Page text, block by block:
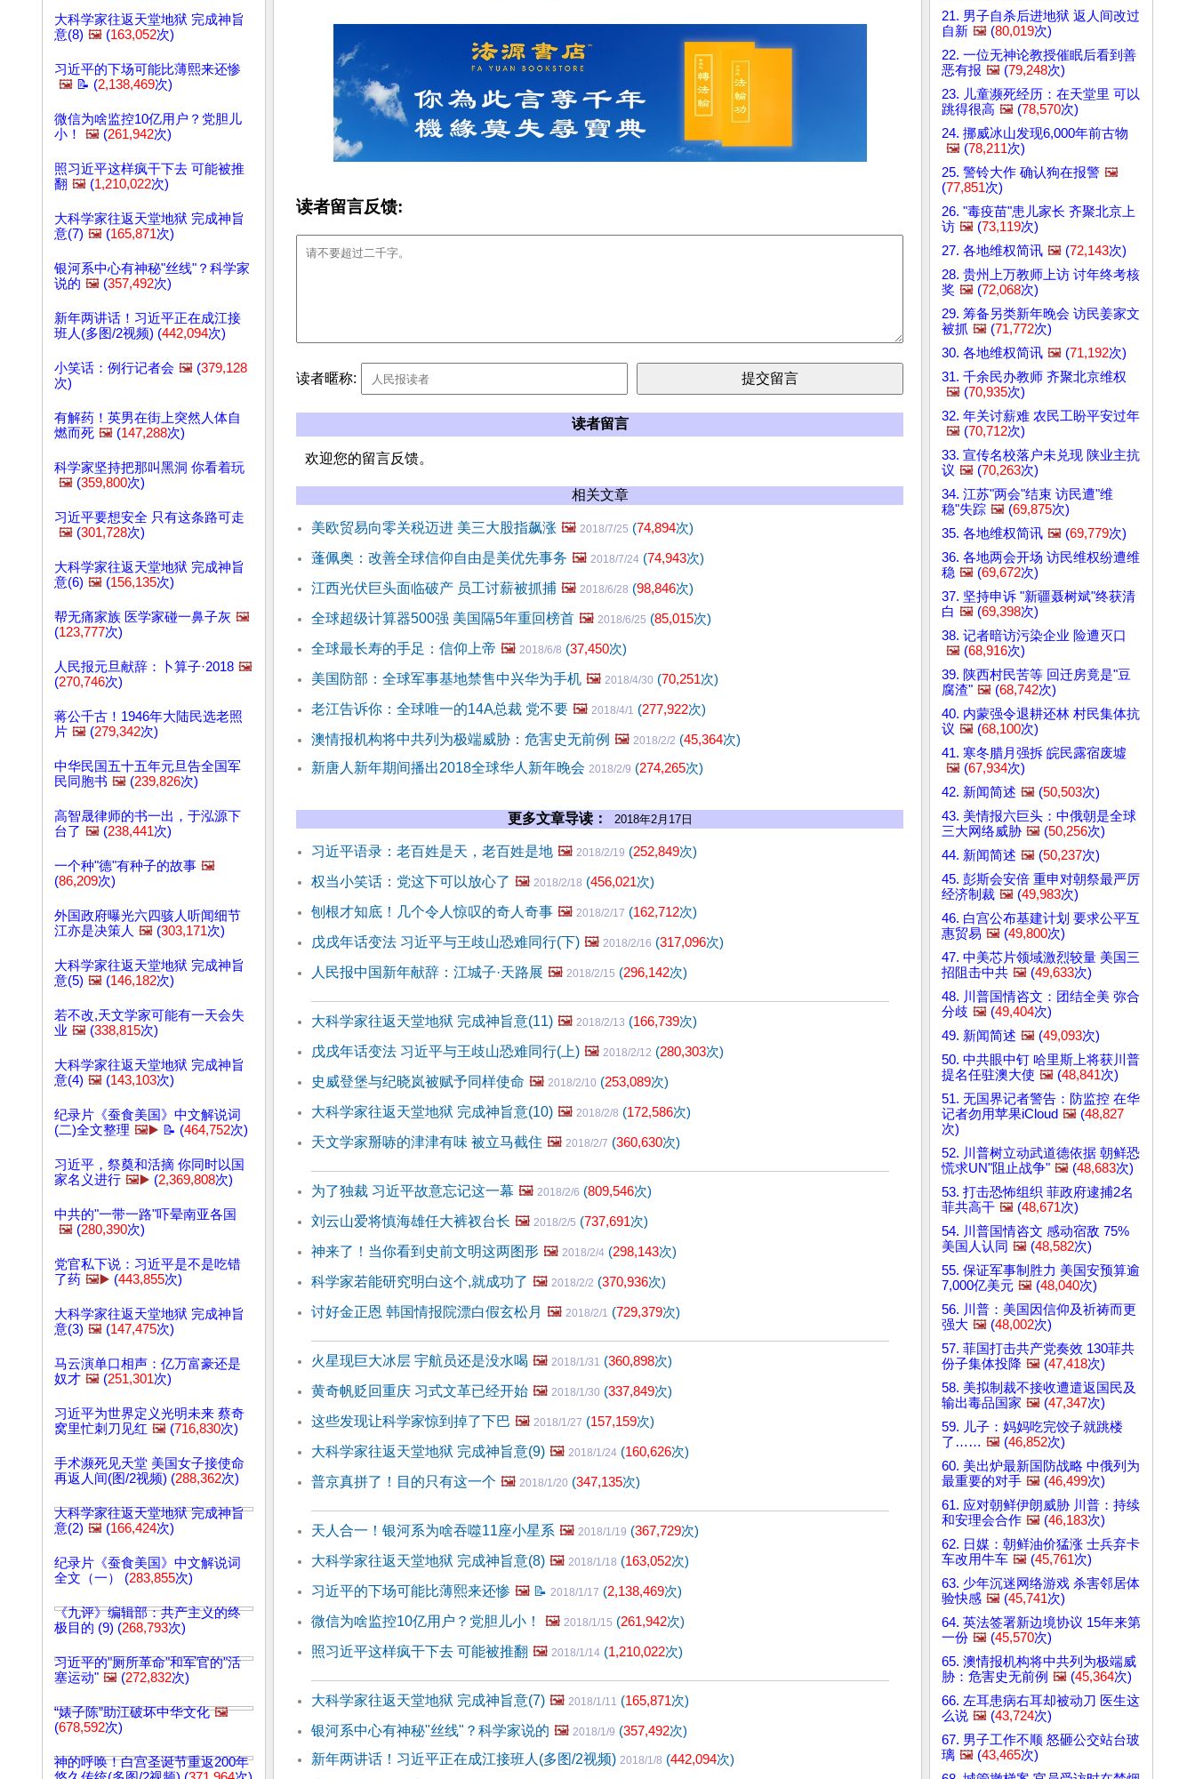
大科学家往返天堂地狱 完成神旨
意(8) 🖼️ (163,052次)
习近平的下场可能比薄熙来还惨
🖼️ 📝 (2,138,469次)
微信为啥监控10亿用户？党胆儿
小！
🖼️ (261,942次)
照习近平这样疯干下去 可能被推
翻 🖼️ (1,210,022次)
大科学家往返天堂地狱 完成神旨
意(7) 🖼️ (165,871次)
银河系中心有神秘"丝线"？科学家
说的 🖼️ (357,492次)
新年两讲话！习近平正在成江接
班人(多图/2视频) (442,094次)
小笑话：例行记者会 🖼️ (379,128
次)
有解药！英男在街上突然人体自
燃而死 🖼️ (147,288次)
科学家坚持把那叫黑洞 你看着玩
🖼️ (359,800次)
习近平要想安全 只有这条路可走
🖼️ (301,728次)
大科学家往返天堂地狱 完成神旨
意(6) 🖼️ (156,135次)
帮无痛家族 医学家碰一鼻子灰 🖼️
(123,777次)
人民报元旦献辞：卜算子·2018 🖼️
(270,746次)
蒋公千古！1946年大陆民选老照
片 🖼️ (279,342次)
中华民国五十五年元旦告全国军
民同胞书 🖼️ (239,826次)
高智晟律师的书一出，于泓源下
台了 🖼️ (238,441次)
一个种"德"有种子的故事 🖼️
(86,209次)
外国政府曝光六四骇人听闻细节
江亦是决策人 🖼️ (303,171次)
大科学家往返天堂地狱 完成神旨
意(5) 🖼️ (146,182次)
若不改,天文学家可能有一天会失
业 🖼️ (338,815次)
大科学家往返天堂地狱 完成神旨
意(4) 🖼️ (143,103次)
纪录片《蚕食美国》中文解说词
(二)全文整理 🖼️▶️ 📝 (464,752次)
习近平，祭奠和活摘 你同时以国
家名义进行 🖼️▶️ (2,369,808次)
中共的"一带一路"吓晕南亚各国
🖼️ (280,390次)
党官私下说：习近平是不是吃错
了药 🖼️▶️ (443,855次)
大科学家往返天堂地狱 完成神旨
意(3) 🖼️ (147,475次)
马云演单口相声：亿万富豪还是
奴才 🖼️ (251,301次)
习近平为世界定义光明未来 蔡奇
窝里忙刺刀见红 🖼️ (716,830次)
手术濒死见天堂 美国女子接使命
再返人间(图/2视频) (288,362次)
大科学家往返天堂地狱 完成神旨
意(2) 🖼️ (166,424次)
纪录片《蚕食美国》中文解说词
全文（一） (283,855次)
《九评》编辑部：共产主义的终
极目的 (9) (268,793次)
习近平的"厕所革命"和军官的"活
塞运动" 🖼️ (272,832次)
“婊子陈”助江破坏中华文化 🖼️
(678,592次)
神的呼唤！白宫圣诞节重返200年
读者留言反馈:
读者暱称:
读者留言
欢迎您的留言反馈。
相关文章
美欧贸易向零关税迈进 美三大股指飙涨 🖼️ 2018/7/25 (74,894次)
蓬佩奥：改善全球信仰自由是美优先事务 🖼️ 2018/7/24 (74,943次)
江西光伏巨头面临破产 员工讨薪被抓捕 🖼️ 2018/6/28 (98,846次)
全球超级计算器500强 美国隔5年重回榜首 🖼️ 2018/6/25 (85,015次)
全球最长寿的手足：信仰上帝 🖼️ 2018/6/8 (37,450次)
美国防部：全球军事基地禁售中兴华为手机 🖼️ 2018/4/30 (70,251次)
老江告诉你：全球唯一的14A总裁 党不要 🖼️ 2018/4/1 (277,922次)
澳情报机构将中共列为极端威胁：危害史无前例 🖼️ 2018/2/2 (45,364次)
新唐人新年期间播出2018全球华人新年晚会 2018/2/9 (274,265次)
更多文章导读： 2018年2月17日
习近平语录：老百姓是天，老百姓是地 🖼️ 2018/2/19 (252,849次)
权当小笑话：党这下可以放心了 🖼️ 2018/2/18 (456,021次)
刨根才知底！几个令人惊叹的奇人奇事 🖼️ 2018/2/17 (162,712次)
戊戌年话变法 习近平与王歧山恐难同行(下) 🖼️ 2018/2/16 (317,096次)
人民报中国新年献辞：江城子·天路展 🖼️ 2018/2/15 (296,142次)
大科学家往返天堂地狱 完成神旨意(11) 🖼️ 2018/2/13 (166,739次)
戊戌年话变法 习近平与王歧山恐难同行(上) 🖼️ 2018/2/12 (280,303次)
史威登堡与纪晓岚被赋予同样使命 🖼️ 2018/2/10 (253,089次)
大科学家往返天堂地狱 完成神旨意(10) 🖼️ 2018/2/8 (172,586次)
天文学家掰哧的津津有味 被立马截住 🖼️ 2018/2/7 (360,630次)
为了独裁 习近平故意忘记这一幕 🖼️ 2018/2/6 (809,546次)
刘云山爱将慎海雄任大裤衩台长 🖼️ 2018/2/5 (737,691次)
神来了！当你看到史前文明这两图形 🖼️ 2018/2/4 (298,143次)
科学家若能研究明白这个,就成功了 🖼️ 2018/2/2 (370,936次)
讨好金正恩 韩国情报院漂白假玄松月 🖼️ 2018/2/1 (729,379次)
火星现巨大冰层 宇航员还是没水喝 🖼️ 2018/1/31 (360,898次)
黄奇帆贬回重庆 习式文革已经开始 🖼️ 2018/1/30 (337,849次)
这些发现让科学家惊到掉了下巴 🖼️ 2018/1/27 (157,159次)
大科学家往返天堂地狱 完成神旨意(9) 🖼️ 2018/1/24 (160,626次)
普京真拼了！目的只有这一个 🖼️ 2018/1/20 (347,135次)
天人合一！银河系为啥吞噬11座小星系 🖼️ 2018/1/19 (367,729次)
大科学家往返天堂地狱 完成神旨意(8) 🖼️ 2018/1/18 (163,052次)
习近平的下场可能比薄熙来还惨 🖼️ 📝 2018/1/17 (2,138,469次)
微信为啥监控10亿用户？党胆儿小！
🖼️ 2018/1/15 (261,942次)
照习近平这样疯干下去 可能被推翻 🖼️ 2018/1/14 (1,210,022次)
大科学家往返天堂地狱 完成神旨意(7) 🖼️ 2018/1/11 (165,871次)
银河系中心有神秘"丝线"？科学家说的 🖼️ 2018/1/9 (357,492次)
新年两讲话！习近平正在成江接班人(多图/2视频) 2018/1/8 (442,094次)
21. 男子自杀后进地狱 返人间改过
自新 🖼️ (80,019次)
22. 一位无神论教授催眠后看到善
恶有报 🖼️ (79,248次)
23. 儿童濒死经历：在天堂里 可以
跳得很高 🖼️ (78,570次)
24. 挪威冰山发现6,000年前古物
🖼️ (78,211次)
25. 警铃大作 确认狗在报警 🖼️
(77,851次)
26. "毒疫苗"患儿家长 齐聚北京上
访 🖼️ (73,119次)
27. 各地维权简讯 🖼️ (72,143次)
28. 贵州上万教师上访 讨年终考核
奖 🖼️ (72,068次)
29. 筹备另类新年晚会 访民姜家文
被抓 🖼️ (71,772次)
30. 各地维权简讯 🖼️ (71,192次)
31. 千余民办教师 齐聚北京维权
🖼️ (70,935次)
32. 年关讨薪难 农民工盼平安过年
🖼️ (70,712次)
33. 宣传名校落户未兑现 陕业主抗
议 🖼️ (70,263次)
34. 江苏"两会"结束 访民遭"维
稳"失踪 🖼️ (69,875次)
35. 各地维权简讯 🖼️ (69,779次)
36. 各地两会开场 访民维权纷遭维
稳 🖼️ (69,672次)
37. 坚持申诉 "新疆聂树斌"终获清
白 🖼️ (69,398次)
38. 记者暗访污染企业 险遭灭口
🖼️ (68,916次)
39. 陕西村民苦等 回迁房竟是"豆
腐渣" 🖼️ (68,742次)
40. 内蒙强令退耕还林 村民集体抗
议 🖼️ (68,100次)
41. 寒冬腊月强拆 皖民露宿废墟
🖼️ (67,934次)
42. 新闻简述 🖼️ (50,503次)
43. 美情报六巨头：中俄朝是全球
三大网络威胁 🖼️ (50,256次)
44. 新闻简述 🖼️ (50,237次)
45. 彭斯会安倍 重申对朝祭最严厉
经济制裁 🖼️ (49,983次)
46. 白宫公布基建计划 要求公平互
惠贸易 🖼️ (49,800次)
47. 中美芯片领域激烈较量 美国三
招阻击中共 🖼️ (49,633次)
48. 川普国情咨文：团结全美 弥合
分歧 🖼️ (49,404次)
49. 新闻简述 🖼️ (49,093次)
50. 中共眼中钉 哈里斯上将获川普
提名任驻澳大使 🖼️ (48,841次)
51. 无国界记者警告：防监控 在华
记者勿用苹果iCloud 🖼️ (48,827
次)
52. 川普树立动武道德依据 朝鲜恐
慌求UN"阻止战争" 🖼️ (48,683次)
53. 打击恐怖组织 菲政府逮捕2名
菲共高干 🖼️ (48,671次)
54. 川普国情咨文 感动宿敌 75%
美国人认同 🖼️ (48,582次)
55. 保证军事制胜力 美国安预算逾
7,000亿美元 🖼️ (48,040次)
56. 川普：美国因信仰及祈祷而更
强大 🖼️ (48,002次)
57. 菲国打击共产党奏效 130菲共
份子集体投降 🖼️ (47,418次)
58. 美拟制裁不接收遭遣返国民及
输出毒品国家 🖼️ (47,347次)
59. 儿子：妈妈吃完饺子就跳楼
了…… 🖼️ (46,852次)
60. 美出炉最新国防战略 中俄列为
最重要的对手 🖼️ (46,499次)
61. 应对朝鲜伊朗威胁 川普：持续
和安理会合作 🖼️ (46,183次)
62. 日媒：朝鲜油价猛涨 士兵弃卡
车改用牛车 🖼️ (45,761次)
63. 少年沉迷网络游戏 杀害邻居体
验快感 🖼️ (45,741次)
64. 英法签署新边境协议 15年来第
一份 🖼️ (45,570次)
65. 澳情报机构将中共列为极端威
胁：危害史无前例 🖼️ (45,364次)
66. 左耳患病右耳却被动刀 医生这
么说 🖼️ (43,724次)
67. 男子工作不顺 怒砸公交站台玻
璃 🖼️ (43,465次)